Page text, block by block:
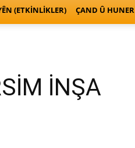
(ETKINLIKLER) ÇAND Û HUNER
İNŞA